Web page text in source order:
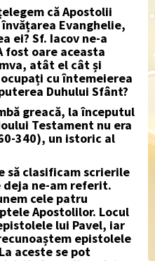
că Apostolii
Evanghelie,
ei? Sf. Iacov ne-a
fost oare aceasta
atât el cât și
cu întemeierea
Duhului Sfânt?
greacă, la începutul
Testament nu era
340), un istoric al
să clasificam scrierile
deja ne-am referit.
cele patru
Apostolilor. Locul
lui Pavel, iar
epistolele
aceste se pot